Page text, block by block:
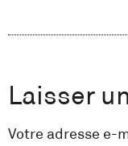
Laisser
Votre adresse e-